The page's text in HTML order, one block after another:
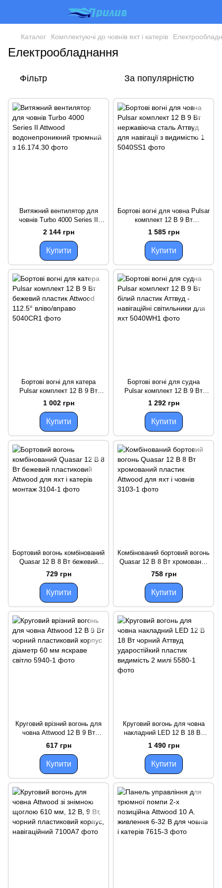
Каталог Комплектуючі до човнів яхт і катерів
Електрообладнання
Фільтр За популярністю
Витяжний вентилятор для
човнів Turbo 4000 Series II
Attwood водонепроникний
трюмний з
2 144 грн
Купити
Бортові вогні для човна Pulsar
комплект 12 В 9 Вт
нержавіюча сталь Аттвуд для
навігації з видимістю 1
1 585 грн
Купити
Бортові вогні для катера
Pulsar комплект 12 В 9 Вт
бежевий пластик Attwood
112.5° вліво/вправо
1 002 грн
Купити
Бортові вогні для судна
Pulsar комплект 12 В 9 Вт
білий пластик Аттвуд -
навігаційні світильники для
1 292 грн
Купити
Бортовий вогонь комбінований
Quasar 12 В 8 Вт бежевий
пластиковий Attwood для яхт і
катерів монтаж
729 грн
Купити
Комбінований бортовий вогонь
Quasar 12 В 8 Вт хромований
пластик Attwood для яхт і
човнів
758 грн
Купити
Круговий врізний вогонь для
човна Attwood 12 В 9 Вт
чорний пластиковий корпус
діаметр 60 мм яскраве світло
617 грн
Купити
Круговий вогонь для човна
накладний LED 12 В 18 Вт
чорний Аттвуд ударостійкий
пластик видимість 2 милі
1 490 грн
Купити